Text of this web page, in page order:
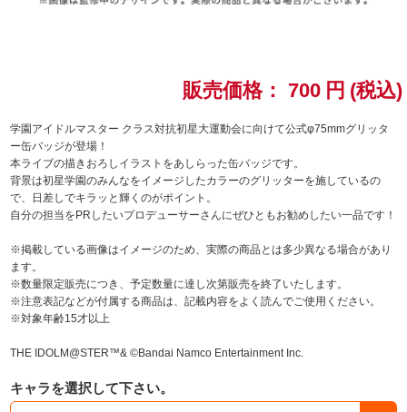
スサノオマジック
ラブライブ！シリーズ
ラブライブ！
ラブライブ！サンシャイン‼
ラブライブ！虹ヶ咲学園スクールアイドル同好会
ラブライブ！スーパースター!!
モフモフパレード
販売価格： 700 円 (税込)
学園アイドルマスター クラス対抗初星大運動会に向けて公式φ75mmグリッタ
ー缶バッジが登場！
本ライブの描きおろしイラストをあしらった缶バッジです。
背景は初星学園のみんなをイメージしたカラーのグリッターを施しているの
で、日差しでキラッと輝くのがポイント。
自分の担当をPRしたいプロデューサーさんにぜひともお勧めしたい一品です！
※掲載している画像はイメージのため、実際の商品とは多少異なる場合があり
ます。
※数量限定販売につき、予定数量に達し次第販売を終了いたします。
※注意表記などが付属する商品は、記載内容をよく読んでご使用ください。
※対象年齢15才以上
THE IDOLM@STER™& ©Bandai Namco Entertainment Inc.
キャラを選択して下さい。